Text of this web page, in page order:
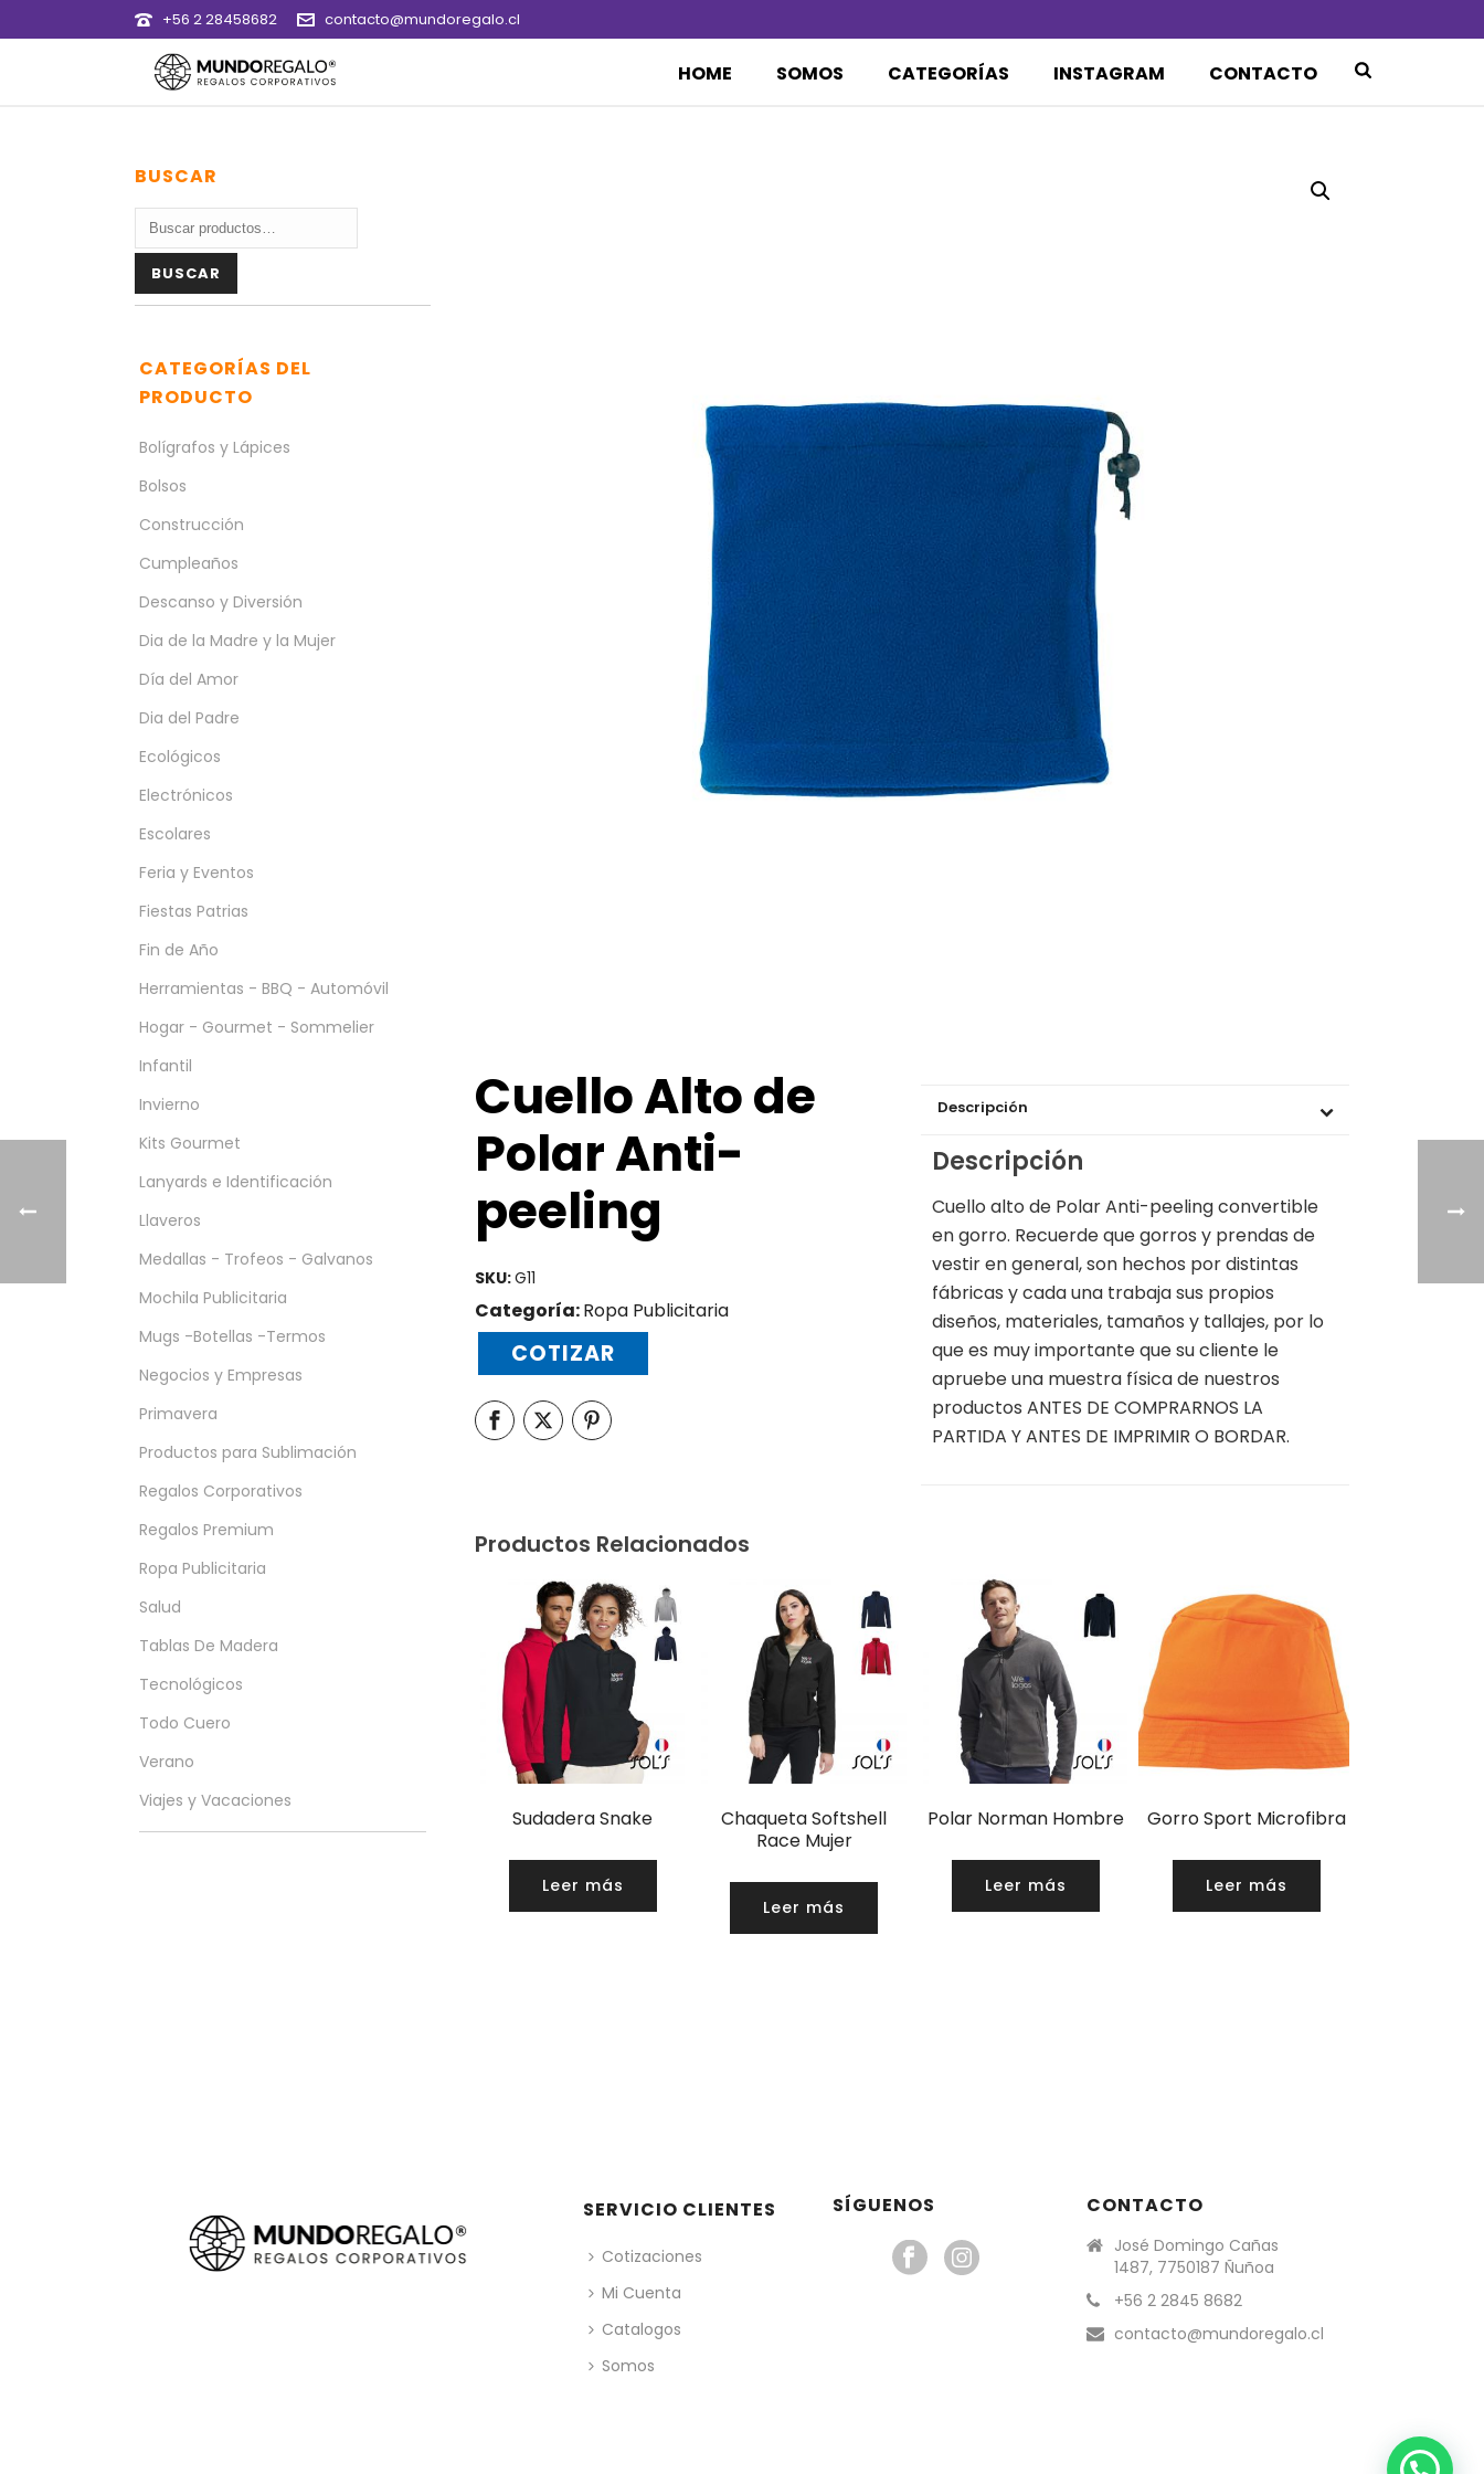
+56 2 28458682 contacto@mundoregalo.cl
HOME SOMOS CATEGORÍAS INSTAGRAM CONTACTO
Cuello Alto de
Polar Anti-
peeling
SKU:G11
Categoría:Ropa Publicitaria
COTIZAR
Descripción
Descripción
Cuello alto de Polar Anti-peeling convertible
en gorro. Recuerde que gorros y prendas de
vestir en general, son hechos por distintas
fábricas y cada una trabaja sus propios
diseños, materiales, tamaños y tallajes, por lo
que es muy importante que su cliente le
apruebe una muestra física de nuestros
productos ANTES DE COMPRARNOS LA
PARTIDA Y ANTES DE IMPRIMIR O BORDAR.
Productos Relacionados
Sudadera Snake
Leer más
Chaqueta Softshell
Race Mujer
Leer más
Polar Norman Hombre
Leer más
Gorro Sport Microfibra
Leer más
BUSCAR
Buscar
por:
BUSCAR
CATEGORÍAS DEL
PRODUCTO
Bolígrafos y Lápices
Bolsos
Construcción
Cumpleaños
Descanso y Diversión
Dia de la Madre y la Mujer
Día del Amor
Dia del Padre
Ecológicos
Electrónicos
Escolares
Feria y Eventos
Fiestas Patrias
Fin de Año
Herramientas - BBQ - Automóvil
Hogar - Gourmet - Sommelier
Infantil
Invierno
Kits Gourmet
Lanyards e Identificación
Llaveros
Medallas - Trofeos - Galvanos
Mochila Publicitaria
Mugs -Botellas -Termos
Negocios y Empresas
Primavera
Productos para Sublimación
Regalos Corporativos
Regalos Premium
Ropa Publicitaria
Salud
Tablas De Madera
Tecnológicos
Todo Cuero
Verano
Viajes y Vacaciones
SERVICIO CLIENTES
Cotizaciones
Mi Cuenta
Catalogos
Somos
SÍGUENOS CONTACTO
José Domingo Cañas
1487, 7750187 Ñuñoa
+56 2 2845 8682
contacto@mundoregalo.cl